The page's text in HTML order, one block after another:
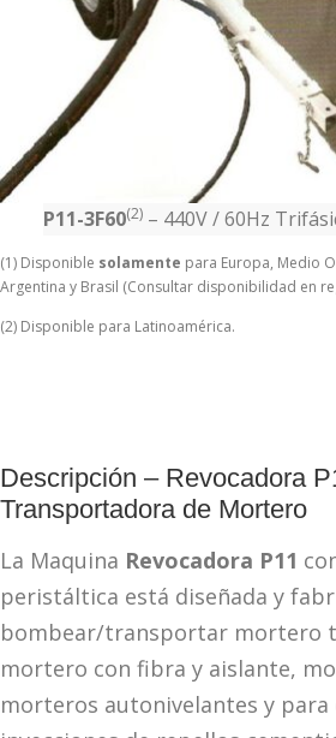
P11-3F60(2)– 440V / 60Hz
(1) Disponible solamente para Europa, Medio
Argentina y Brasil (Consultar disponibilidad en
(2) Disponible para Latinoamérica.
Descripción – Revocadora
Transportadora de Mortero
La Maquina Revocadora P11
peristáltica está diseñada y
bombear/transportar mortero
mortero con fibra y aislante,
morteros autonivelantes y